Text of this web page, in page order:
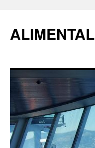
ALIMENTAL